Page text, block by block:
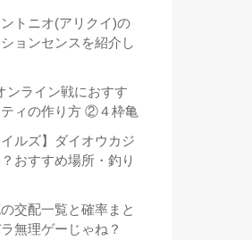
ントニオ(アリクイ)の
ョンセンスを紹介し
ンライン戦におすす
ィの作り方 ②４枠亀
イルズ】ダイオウカジ
おすすめ場所・釣り
の交配一覧と確率まと
無理ゲーじゃね？